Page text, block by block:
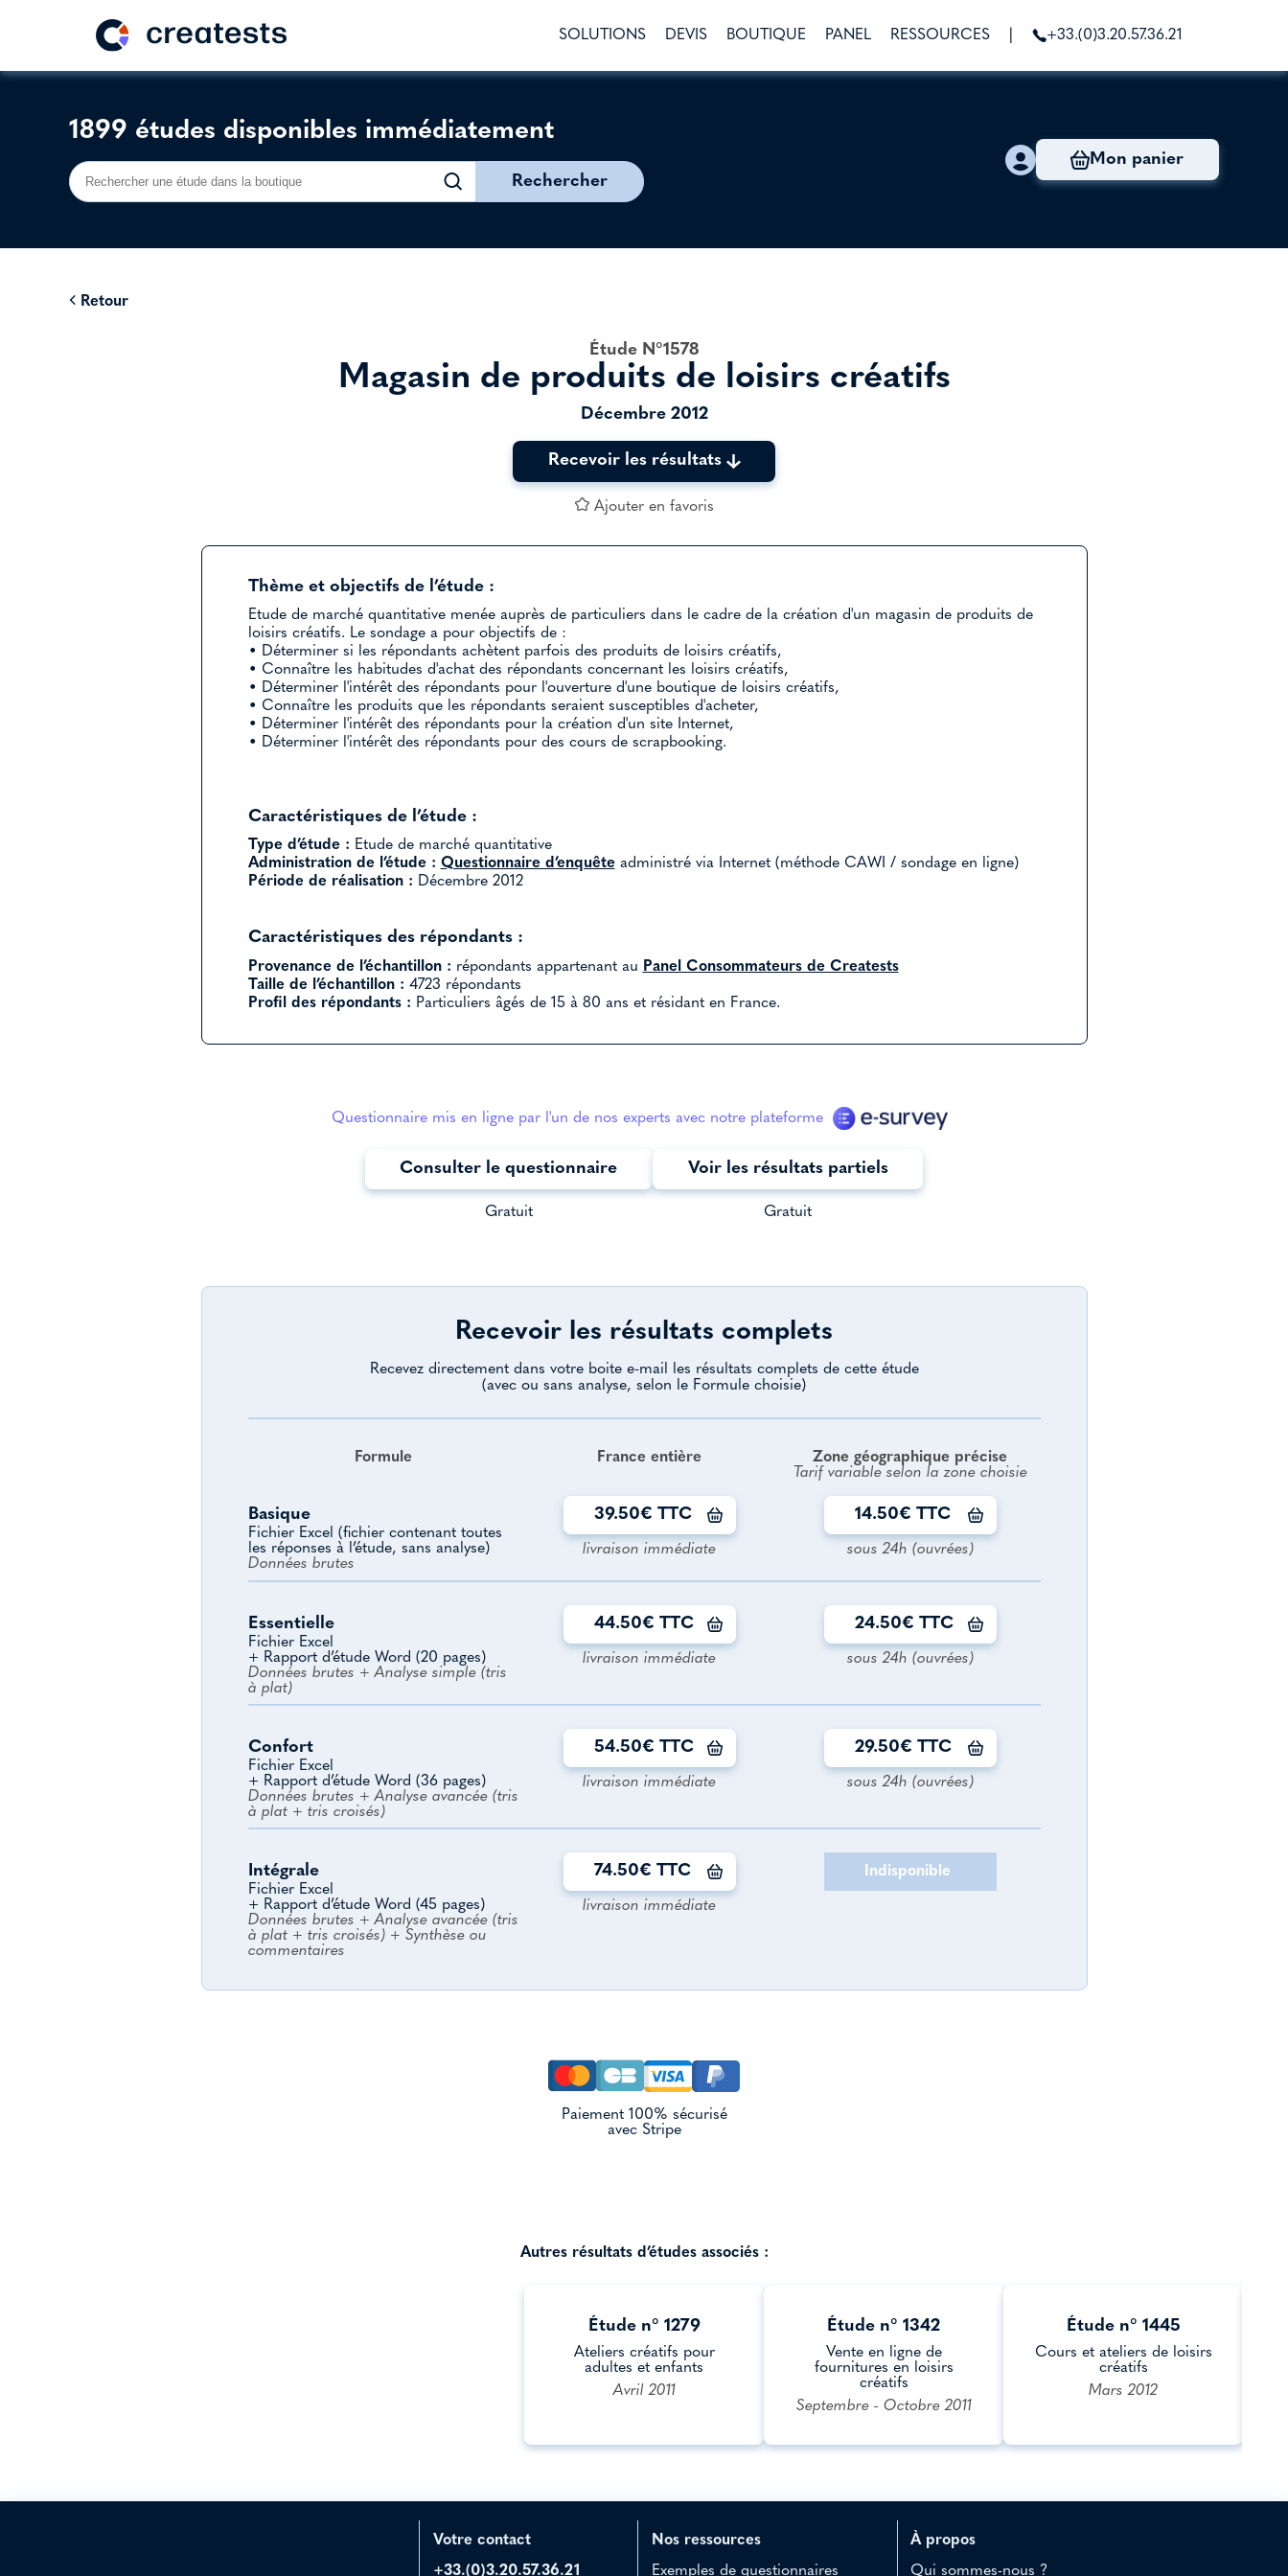
SOLUTIONS DEVIS BOUTIQUE PANEL RESSOURCES +33.(0)3.20.57.36.21
1899 études disponibles immédiatement
Rechercher
Mon panier
Retour
Étude N°1578
Magasin de produits de loisirs créatifs
Décembre 2012
Recevoir les résultats
Ajouter en favoris
Thème et objectifs de l’étude :
Etude de marché quantitative menée auprès de particuliers dans le cadre de la création d'un magasin de produits de
loisirs créatifs. Le sondage a pour objectifs de :
• Déterminer si les répondants achètent parfois des produits de loisirs créatifs,
• Connaître les habitudes d'achat des répondants concernant les loisirs créatifs,
• Déterminer l'intérêt des répondants pour l'ouverture d'une boutique de loisirs créatifs,
• Connaître les produits que les répondants seraient susceptibles d'acheter,
• Déterminer l'intérêt des répondants pour la création d'un site Internet,
• Déterminer l'intérêt des répondants pour des cours de scrapbooking.
Caractéristiques de l’étude :
Type d’étude : Etude de marché quantitative
Administration de l’étude : Questionnaire d’enquêteadministré via Internet (méthode CAWI / sondage en ligne)
Période de réalisation : Décembre 2012
Caractéristiques des répondants :
Provenance de l’échantillon : répondants appartenant au Panel Consommateurs de Creatests
Taille de l’échantillon : 4723 répondants
Profil des répondants : Particuliers âgés de 15 à 80 ans et résidant en France.
Questionnaire mis en ligne par l'un de nos experts avec notre plateforme
Consulter le questionnaire
Gratuit
Voir les résultats partiels
Gratuit
Recevoir les résultats complets
Recevez directement dans votre boite e-mail les résultats complets de cette étude
(avec ou sans analyse, selon le Formule choisie)
Formule France entière
Zone géographique précise
Tarif variable selon la zone choisie
Basique
Fichier Excel (fichier contenant toutes
les réponses à l’étude, sans analyse)
Données brutes
39.50€ TTC
livraison immédiate
14.50€ TTC
sous 24h (ouvrées)
Essentielle
Fichier Excel
+ Rapport d’étude Word (20 pages)
Données brutes + Analyse simple (tris
à plat)
44.50€ TTC
livraison immédiate
24.50€ TTC
sous 24h (ouvrées)
Confort
Fichier Excel
+ Rapport d’étude Word (36 pages)
Données brutes + Analyse avancée (tris
à plat + tris croisés)
54.50€ TTC
livraison immédiate
29.50€ TTC
sous 24h (ouvrées)
Intégrale
Fichier Excel
+ Rapport d’étude Word (45 pages)
Données brutes + Analyse avancée (tris
à plat + tris croisés) + Synthèse ou
commentaires
74.50€ TTC
livraison immédiate
Indisponible
Paiement 100% sécurisé
avec Stripe
Autres résultats d’études associés :
Étude n° 1279
Ateliers créatifs pour
adultes et enfants
Avril 2011
Étude n° 1342
Vente en ligne de
fournitures en loisirs
créatifs
Septembre - Octobre 2011
Étude n° 1445
Cours et ateliers de loisirs
créatifs
Mars 2012
Votre contact
+33.(0)3.20.57.36.21
Nos ressources
Exemples de questionnaires
À propos
Qui sommes-nous ?